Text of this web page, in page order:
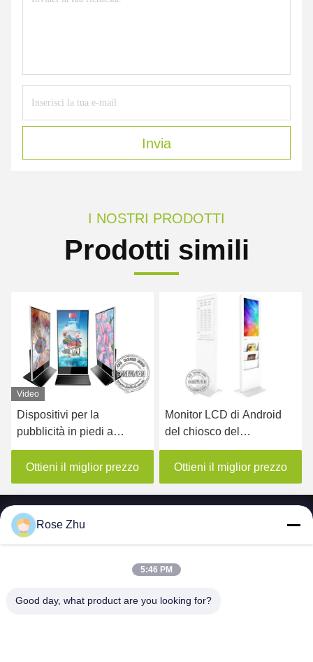
Invia
I NOSTRI PRODOTTI
Prodotti simili
Video
Dispositivi per la
pubblicità in piedi a
pavimento
Ottieni il miglior prezzo
Monitor LCD di Android
del chiosco del
contrassegno dell'interno
di Digital che annuncia 22
pollici con lo scaffale del
giornale
Ottieni il miglior prezzo
LTD.
Rose Zhu
5:46 PM
Good day, what product are you looking for?